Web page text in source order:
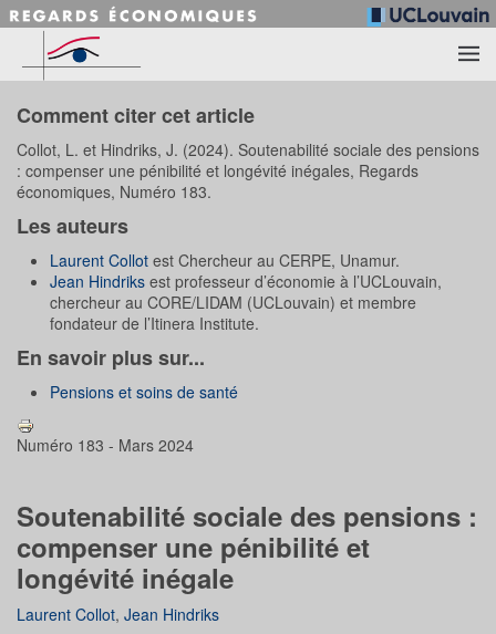
Accéder au contenu principal
Comment citer cet article
Collot, L. et Hindriks, J. (2024). Soutenabilité sociale des pensions
: compenser une pénibilité et longévité inégales, Regards
économiques, Numéro 183.
Les auteurs
Laurent Collot est Chercheur au CERPE, Unamur.
Jean Hindriks est professeur d’économie à l’UCLouvain,
chercheur au CORE/LIDAM (UCLouvain) et membre
fondateur de l’Itinera Institute.
En savoir plus sur...
Pensions et soins de santé
Numéro 183 - Mars 2024
Soutenabilité sociale des pensions :
compenser une pénibilité et
longévité inégale
Laurent Collot, Jean Hindriks